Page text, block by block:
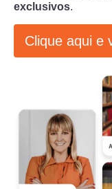
exclusivos.
Clique aqui e